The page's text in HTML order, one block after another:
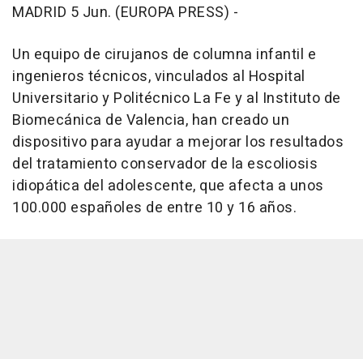
MADRID 5 Jun. (EUROPA PRESS) -
Un equipo de cirujanos de columna infantil e
ingenieros técnicos, vinculados al Hospital
Universitario y Politécnico La Fe y al Instituto de
Biomecánica de Valencia, han creado un
dispositivo para ayudar a mejorar los resultados
del tratamiento conservador de la escoliosis
idiopática del adolescente, que afecta a unos
100.000 españoles de entre 10 y 16 años.